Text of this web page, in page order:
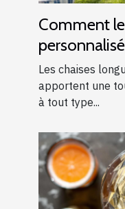
Comment
les
Les chaises
apportent une
à tout type...